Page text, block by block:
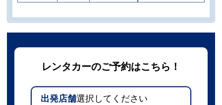
レンタカーのご予約はこちら！
出発店舗選択してください